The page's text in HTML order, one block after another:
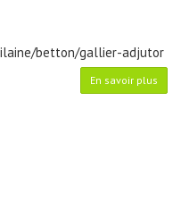
betton/gallier-adjutor
En savoir plus